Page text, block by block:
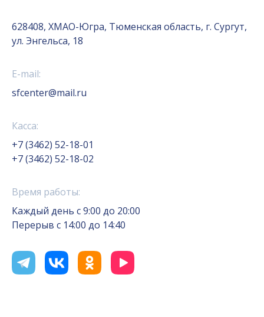
628408, ХМАО-Югра, Тюменская область, г. Сургут,
ул. Энгельса, 18
E-mail:
sfcenter@mail.ru
Касса:
+7 (3462) 52-18-01
+7 (3462) 52-18-02
Время работы:
Каждый день с 9:00 до 20:00
Перерыв с 14:00 до 14:40